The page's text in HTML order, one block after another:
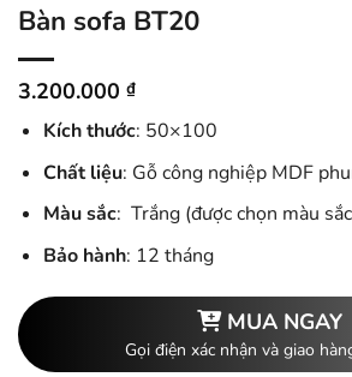
Bàn sofa BT20
3.200.000 ₫
Kích thước: 50×100
Chất liệu: Gỗ công nghiệp MDF
Màu sắc: Trắng (được chọn màu
Bảo hành: 12 tháng
MUA NGAY
Gọi điện xác nhận và giao